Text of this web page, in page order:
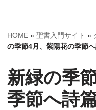
へ
ス
ッ
プ
HOME » 聖書入門サイト »
の季節4月、紫陽花の季節
新緑の季
季節へ詩